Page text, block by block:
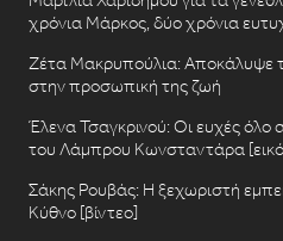
χρόνια Μάρκος, δύο χρόνια
Ζέτα Μακρυπούλια: Αποκάλυψε
στην προσωπική της ζωή
Έλενα Τσαγκρινού: Οι ευχές όλο
του Λάμπρου Κωνσταντάρα
Σάκης Ρουβάς: Η ξεχωριστή
Κύθνο [βίντεο]